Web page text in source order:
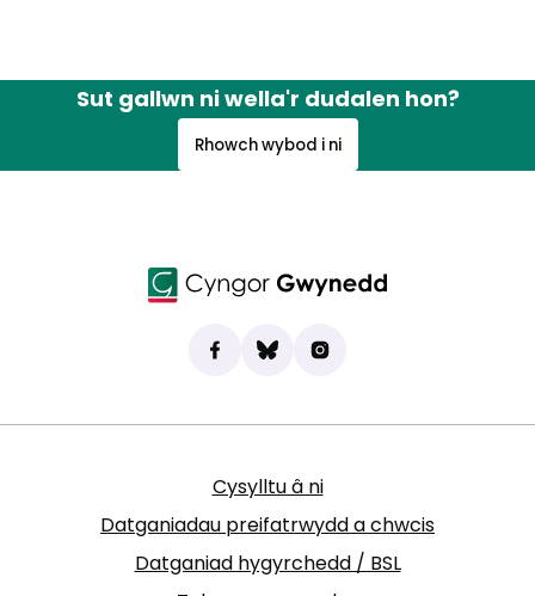
Sut gallwn ni wella'r dudalen hon?
Rhowch wybod i ni
Dod o hyd i ni ar Facebook
(yn agor mewn tab newydd)
Bluesky
(yn agor mewn tab newydd)
Instagram
(yn agor mewn tab
Cysylltu â ni
Datganiadau preifatrwydd a chwcis
Datganiad hygyrchedd / BSL